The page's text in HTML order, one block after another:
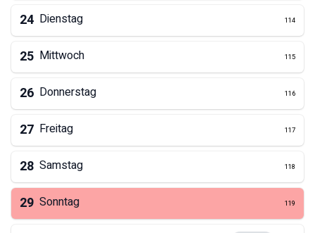
24 Dienstag 114
25 Mittwoch 115
26 Donnerstag 116
27 Freitag 117
28 Samstag 118
29 Sonntag 119